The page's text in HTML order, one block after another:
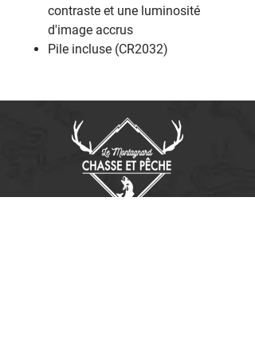
contraste et une luminosité
d'image accrus
Pile incluse (CR2032)